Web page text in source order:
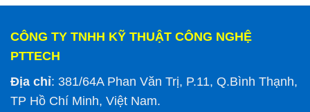
CÔNG TY TNHH KỸ THUẬT CÔNG NGHỆ
PTTECH
Địa chỉ: 381/64A Phan Văn Trị, P.11, Q.Bình Thạnh,
TP Hồ Chí Minh, Việt Nam.